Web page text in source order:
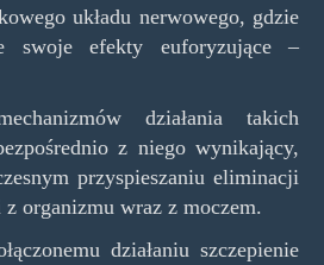
układu nerwowego, gdzie
swoje efekty euforyzujące –
działania takich
z niego wynikający,
przyspieszaniu eliminacji
organizmu wraz z moczem.
działaniu szczepienie